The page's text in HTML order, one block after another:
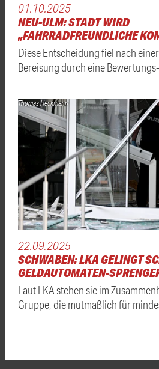
01.10.2025
NEU-ULM: STADT WIRD
„FAHRRADFREUNDLICHE
Diese Entscheidung fiel nach
Bereisung durch eine
Thomas Heckmann
22.09.2025
SCHWABEN: LKA GELINGT
GELDAUTOMATEN-
Laut LKA stehen sie im
Gruppe, die mutmaßlich für